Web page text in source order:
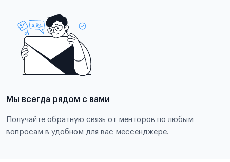
Мы всегда рядом с вами
Получайте обратную связь от менторов по любым
вопросам в удобном для вас мессенджере.